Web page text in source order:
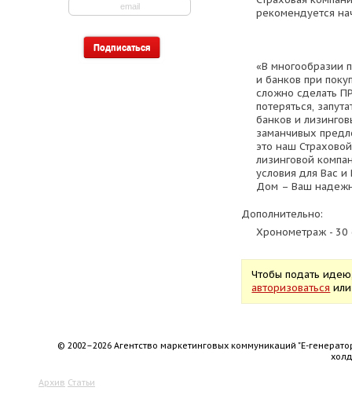
рекомендуется
«В многообразии
и банков при
сложно сделать
потеряться,
банков и
заманчивых
это наш
лизинговой
условия для Вас и
Дом – Ваш
Дополнительно:
Хронометраж - 30
Чтобы подать
авторизоваться
© 2002–2026 Агентство маркетинговых коммуникаций "Е-
Архив Статьи